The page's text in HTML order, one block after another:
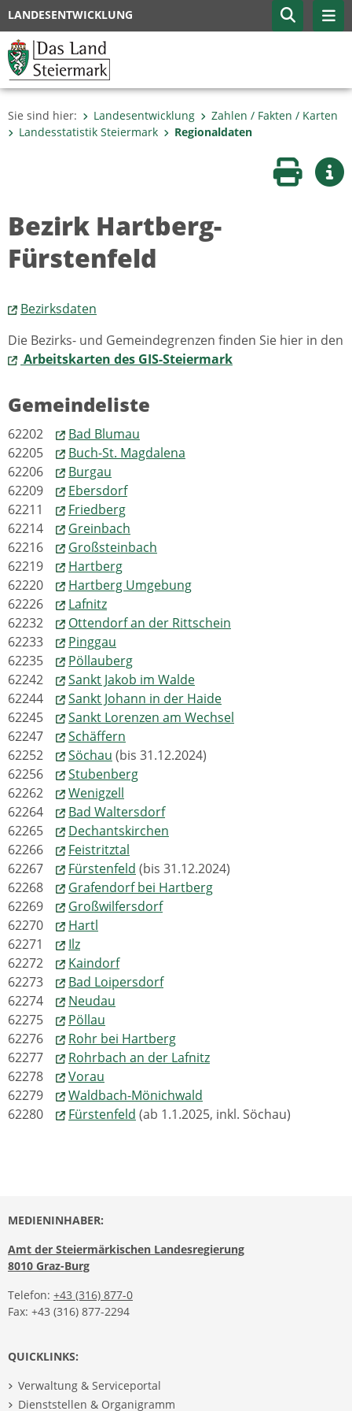
LANDESENTWICKLUNG
Sie sind hier: Landesentwicklung
Zahlen / Fakten / Karten
Landesstatistik Steiermark
Regionaldaten
Seite
Bezirk Hartberg-
Fürstenfeld
Bezirksdaten
Die Bezirks- und Gemeindegrenzen finden Sie hier in den
Arbeitskarten des GIS-Steiermark
Gemeindeliste
62202
Bad Blumau
62205
Buch-St. Magdalena
62206
Burgau
62209
Ebersdorf
62211
Friedberg
62214
Greinbach
62216
Großsteinbach
62219
Hartberg
62220
Hartberg Umgebung
62226
Lafnitz
62232
Ottendorf an der Rittschein
62233
Pinggau
62235
Pöllauberg
62242
Sankt Jakob im Walde
62244
Sankt Johann in der Haide
62245
Sankt Lorenzen am Wechsel
62247
Schäffern
62252
Söchau (bis 31.12.2024)
62256
Stubenberg
62262
Wenigzell
62264
Bad Waltersdorf
62265
Dechantskirchen
62266
Feistritztal
62267
Fürstenfeld (bis 31.12.2024)
62268
Grafendorf bei Hartberg
62269
Großwilfersdorf
62270
Hartl
62271
Ilz
62272
Kaindorf
62273
Bad Loipersdorf
62274
Neudau
62275
Pöllau
62276
Rohr bei Hartberg
62277
Rohrbach an der Lafnitz
62278
Vorau
62279
Waldbach-Mönichwald
62280
Fürstenfeld (ab 1.1.2025, inkl. Söchau)
MEDIENINHABER:
Amt der Steiermärkischen Landesregierung
8010 Graz-Burg
Telefon: +43 (316) 877-0
Fax: +43 (316) 877-2294
QUICKLINKS:
Verwaltung & Serviceportal
Dienststellen & Organigramm